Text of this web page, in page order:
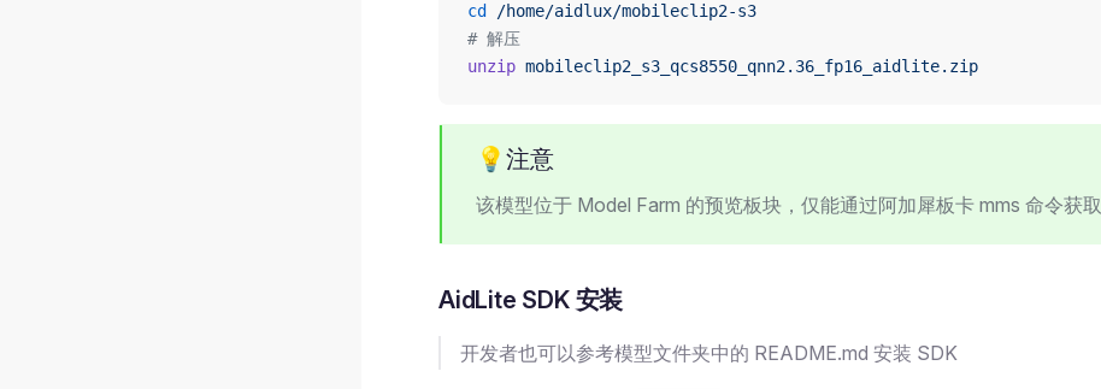
cd
/home/aidlux/mobileclip2-s3
# 解压
unzip mobileclip2_s3_qcs8550_qnn2.36_fp16_aidlite.zip
💡注意
该模型位于 Model Farm 的预览板块，仅能通过阿加犀板卡 mms 命令获取
AidLite SDK 安装
开发者也可以参考模型文件夹中的 README.md 安装 SDK